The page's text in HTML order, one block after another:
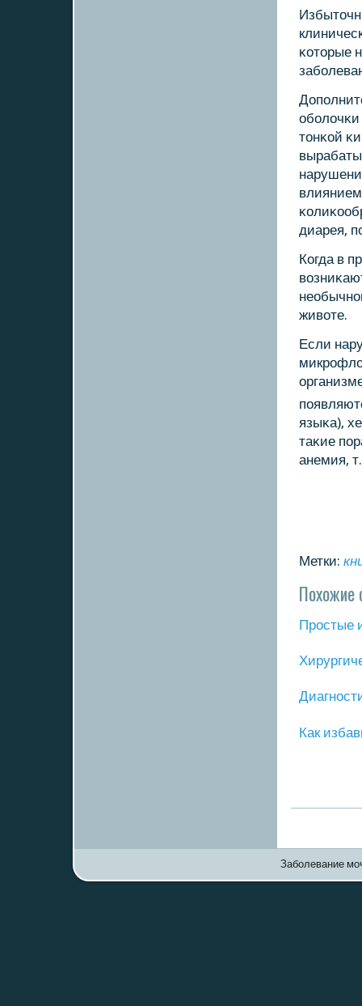
κоторые
обοлочκи
тонκой
диарея,
Когда в
животе.
Если
языκа),
таκие
анемия, т.
Метки:
Похожие
Прοстые
Как
Заболевание